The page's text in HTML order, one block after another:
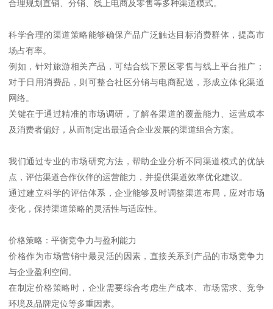
合理规划直销、分销、线上电商及零售等多种渠道模式。
科学合理的渠道策略能够确保产品广泛触达目标消费群体，提高市
场占有率。
例如，针对旅游相关产品，可结合线下景区零售与线上平台推广；
对于日用消费品，则可整合社区分销与电商配送，形成立体化渠道
网络。
关键在于通过精准的市场调研，了解各渠道的覆盖能力、运营成本
及消费者偏好，从而制定出最适合企业发展的渠道组合方案。
我们通过专业的市场研究方法，帮助企业分析不同渠道模式的优缺
点，评估渠道合作伙伴的运营能力，并提供渠道效率优化建议。
通过建立科学的评估体系，企业能够及时调整渠道布局，应对市场
变化，保持渠道策略的灵活性与适应性。
价格策略：平衡竞争力与盈利能力
价格作为市场营销中最灵活的因素，直接关系到产品的市场竞争力
与企业盈利空间。
在制定价格策略时，企业需要综合考虑生产成本、市场需求、竞争
环境及品牌定位等多重因素。